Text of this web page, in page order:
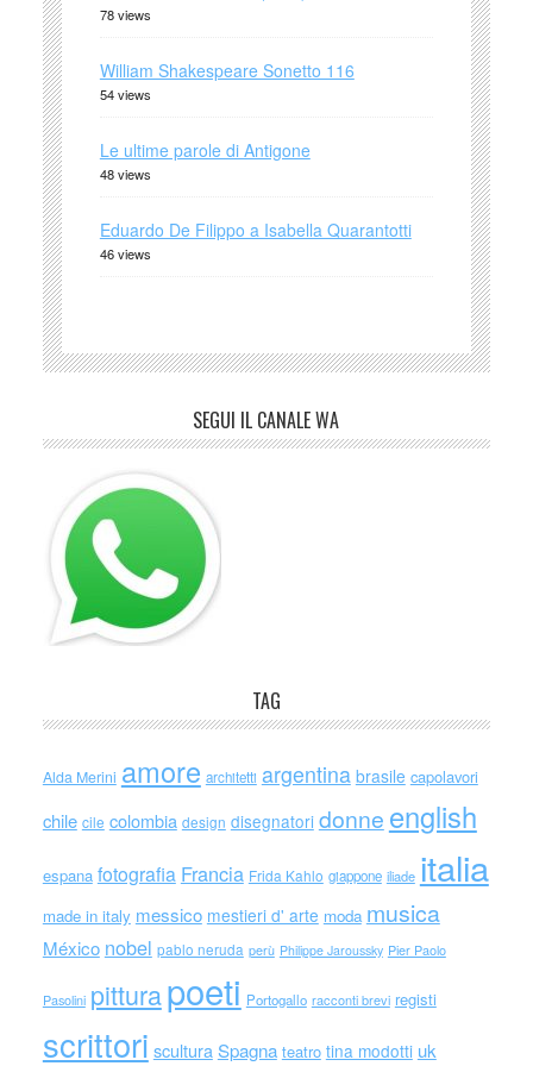
78 views
William Shakespeare Sonetto 116
54 views
Le ultime parole di Antigone
48 views
Eduardo De Filippo a Isabella Quarantotti
46 views
SEGUI IL CANALE WA
TAG
Alda Merini amore architetti argentina brasile capolavori
chile cile colombia design disegnatori donne english
espana fotografia Francia Frida Kahlo giappone iliade italia
made in italy messico mestieri d' arte moda musica
México nobel pablo neruda perù Philippe Jaroussky Pier Paolo
Pasolini pitturapoeti Portogallo racconti brevi registi
scrittori scultura Spagna teatro tina modotti uk